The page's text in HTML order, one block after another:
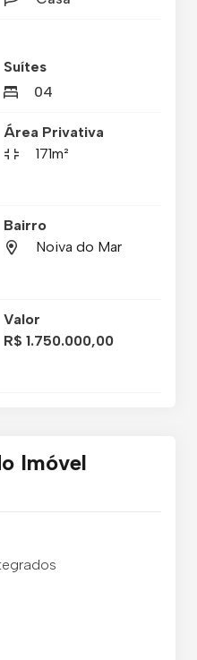
Suítes
04
Área Privativa
171m²
Bairro
Noiva do Mar
Valor
R$ 1.750.000,00
Imóvel